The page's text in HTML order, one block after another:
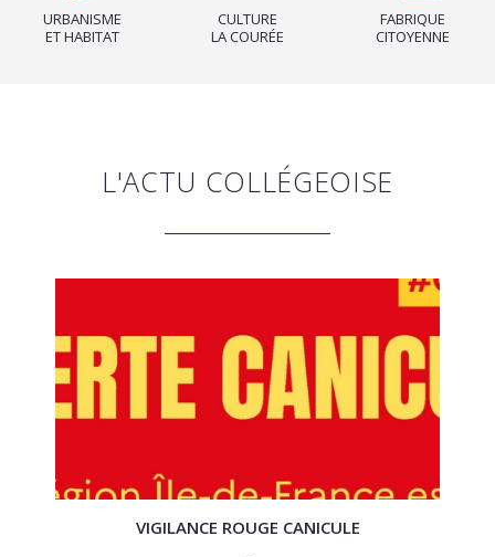
URBANISME
ET HABITAT
CULTURE
LA COURÉE
FABRIQUE
CITOYENNE
L'ACTU COLLÉGEOISE
VIGILANCE ROUGE CANICULE